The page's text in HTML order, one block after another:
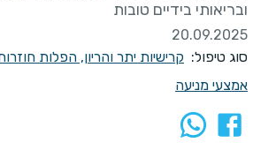
ובריאותי בידיים טובות
20.09.2025
סוג טיפול: קרישיות יתר והריון, הפלות
אמצעי מניעה